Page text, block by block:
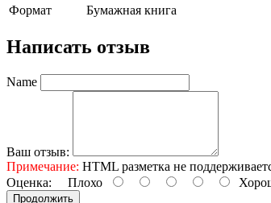
Формат
Бумажная книга
Написать отзыв
Name
Ваш отзыв:
Примечание: HTML разметка не
Оценка: Плохо
Продолжить